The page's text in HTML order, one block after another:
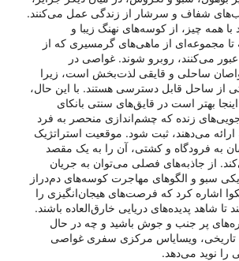
آب‌های شفاف و سرشار از زندگی عمل می‌کنند.
با همه چیز، از کوسه‌های نهنگ زیبا و
تا مجموعه‌ای از ماهی‌های گرمسیری که از
می‌کنند، روبرو شوند. غواصی در
ساحلی و قایقی لذت‌بخش است، زیرا
از ساحل قابل دسترسی هستند. با این حال،
بهتر است در قایق‌های سنتی بانکای
زنده که چشم‌اندازی منحصر به فرد
می‌دهند، ثبت شود. موقعیت استراتژیک
به فرودگاه و کشتی، آن را به یک مقصد
از جاذبه‌های فصلی می‌توان به جریان
سبو و الگوهای مهاجرت کوسه‌های دم‌دراز
اشاره کرد که فرصت‌های هیجان‌انگیزی را
شاهد پدیده‌های دریایی خارق‌العاده باشند.
پر جنب و جوش باشید و چه در حال
ویسایاس مرکزی سفری غواصی
نوید می‌دهد.